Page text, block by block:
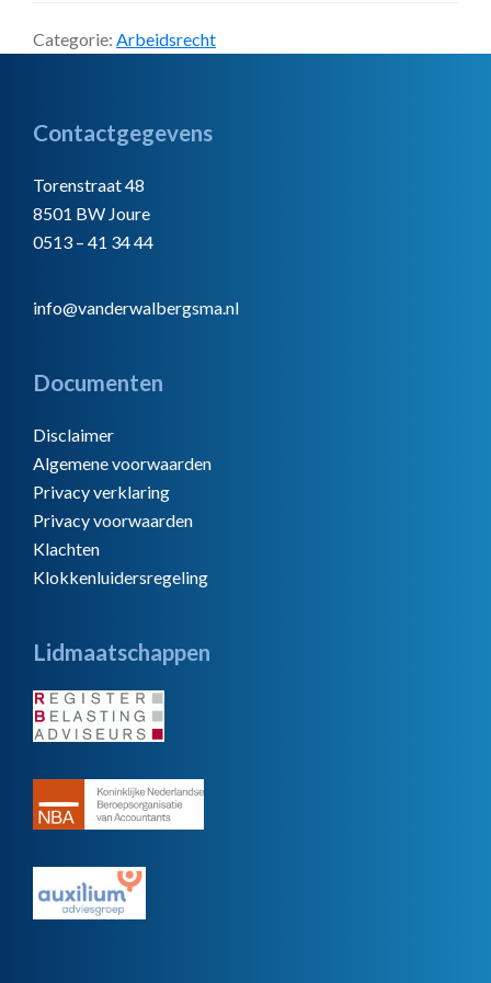
Categorie: Arbeidsrecht
Footer
Contactgegevens
Torenstraat 48
8501 BW Joure
0513 – 41 34 44
info@vanderwalbergsma.nl
Documenten
Disclaimer
Algemene voorwaarden
Privacy verklaring
Privacy voorwaarden
Klachten
Klokkenluidersregeling
Lidmaatschappen